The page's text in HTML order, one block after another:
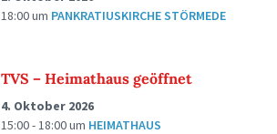
18:00um PANKRATIUSKIRCHE STÖRMEDE
TVS – Heimathaus geöffnet
4. Oktober 2026
15:00 - 18:00um HEIMATHAUS